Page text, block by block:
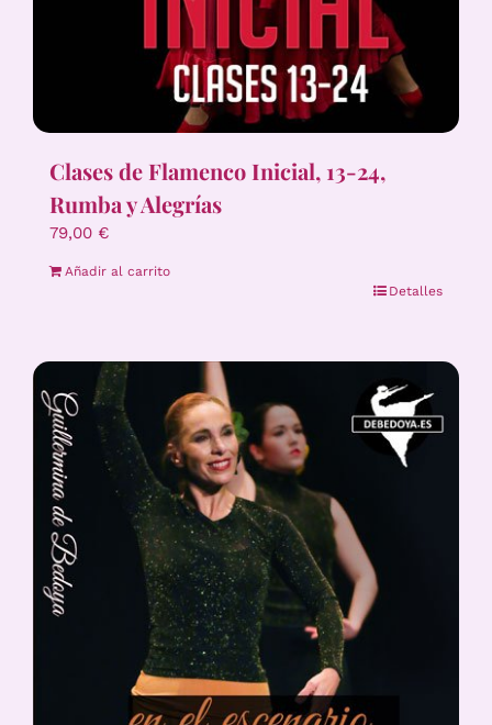
Clases de Flamenco Inicial, 13-24,
Rumba y Alegrías
79,00 €
Añadir al carrito
Detalles